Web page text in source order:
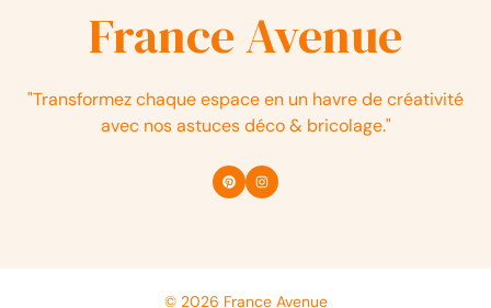
France Avenue
"Transformez chaque espace en un havre de créativité
avec nos astuces déco & bricolage."
© 2026 France Avenue